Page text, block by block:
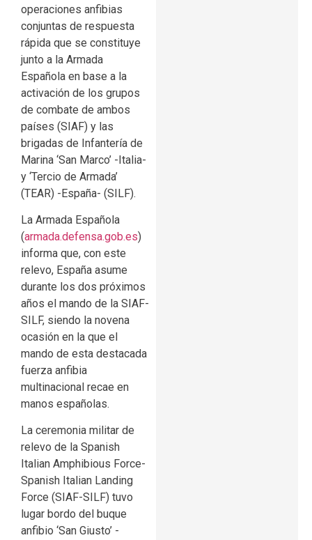
operaciones anfibias
conjuntas de respuesta
rápida que se constituye
junto a la Armada
Española en base a la
activación de los grupos
de combate de ambos
países (SIAF) y las
brigadas de Infantería de
Marina ‘San Marco’ -Italia-
y ‘Tercio de Armada’
(TEAR) -España- (SILF).
La Armada Española
(armada.defensa.gob.es)
informa que, con este
relevo, España asume
durante los dos próximos
años el mando de la SIAF-
SILF, siendo la novena
ocasión en la que el
mando de esta destacada
fuerza anfibia
multinacional recae en
manos españolas.
La ceremonia militar de
relevo de la Spanish
Italian Amphibious Force-
Spanish Italian Landing
Force (SIAF-SILF) tuvo
lugar bordo del buque
anfibio ‘San Giusto’ -